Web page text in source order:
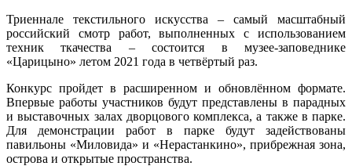
Триеннале текстильного искусства – самый масштабный
российский смотр работ, выполненных с использованием
техник ткачества – состоится в музее-заповеднике
«Царицыно» летом 2021 года в четвёртый раз.
Конкурс пройдет в расширенном и обновлённом формате.
Впервые работы участников будут представлены в парадных
и выставочных залах дворцового комплекса, а также в парке.
Для демонстрации работ в парке будут задействованы
павильоны «Миловида» и «Нерастанкино», прибрежная зона,
острова и открытые пространства.